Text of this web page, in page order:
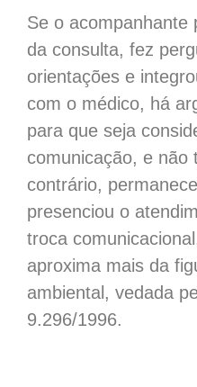
Se o acompanhante
da consulta, fez
orientações e
com o médico, há
para que seja
comunicação, e não
contrário,
presenciou o
troca
aproxima mais da
ambiental, vedada
9.296/1996.